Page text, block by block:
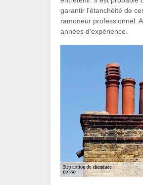
garantir l'étanchéité de
ramoneur professionnel.
années d'expérience.